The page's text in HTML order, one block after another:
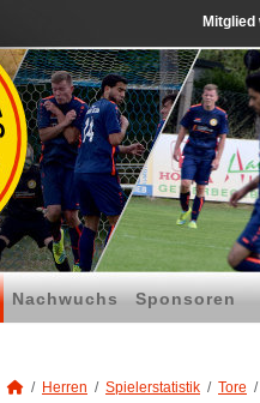
Mitglied
Nachwuchs Sponsoren
Herren Spielerstatistik Tore